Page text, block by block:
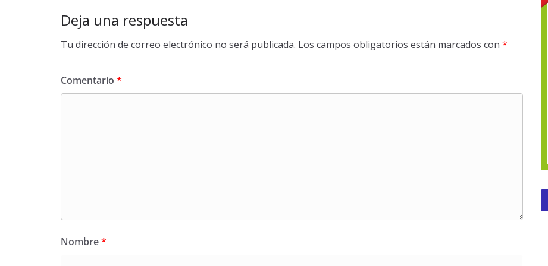
Deja una respuesta
Tu dirección de correo electrónico no será publicada. Los campos obligatorios están marcados con *
Comentario *
Nombre*